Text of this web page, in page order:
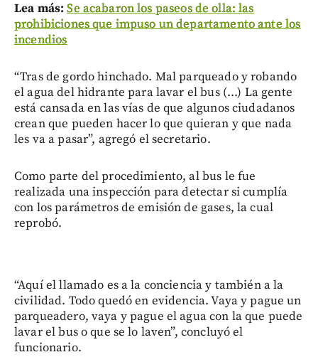
Lea más:Se acabaron los paseos de olla: las
prohibiciones que impuso un departamento ante los
incendios
“Tras de gordo hinchado. Mal parqueado y robando
el agua del hidrante para lavar el bus (...) La gente
está cansada en las vías de que algunos ciudadanos
crean que pueden hacer lo que quieran y que nada
les va a pasar”, agregó el secretario.
Como parte del procedimiento, al bus le fue
realizada una inspección para detectar si cumplía
con los parámetros de emisión de gases, la cual
reprobó.
“Aquí el llamado es a la conciencia y también a la
civilidad. Todo quedó en evidencia. Vaya y pague un
parqueadero, vaya y pague el agua con la que puede
lavar el bus o que se lo laven”, concluyó el
funcionario.